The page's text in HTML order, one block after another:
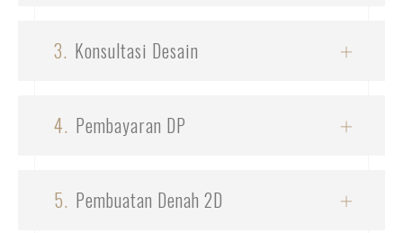
3. Konsultasi Desain
4. Pembayaran DP
5. Pembuatan Denah 2D